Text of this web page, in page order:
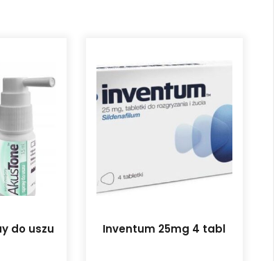
do uszu
Inventum 25mg 4 tabl